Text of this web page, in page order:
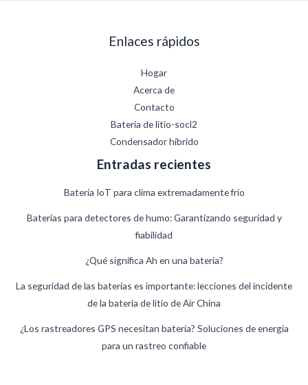
Enlaces rápidos
Hogar
Acerca de
Contacto
Batería de litio-socl2
Condensador híbrido
Entradas recientes
Batería IoT para clima extremadamente frío
Baterías para detectores de humo: Garantizando seguridad y
fiabilidad
¿Qué significa Ah en una batería?
La seguridad de las baterías es importante: lecciones del incidente
de la batería de litio de Air China
¿Los rastreadores GPS necesitan batería? Soluciones de energía
para un rastreo confiable
Swedish
German